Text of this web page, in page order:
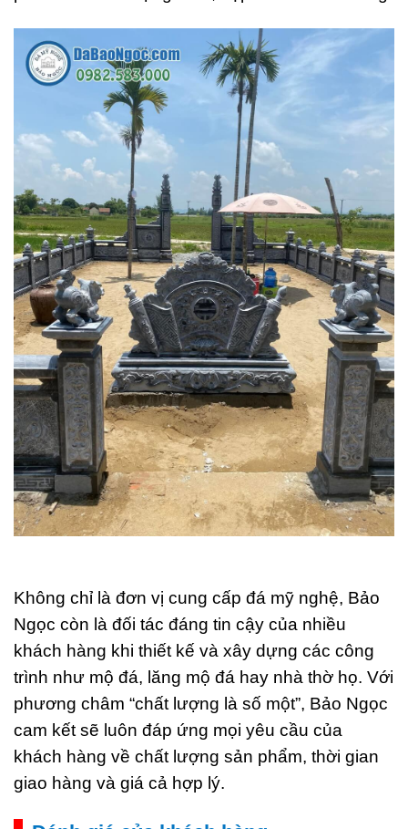
Không chỉ là đơn vị cung cấp đá mỹ nghệ, Bảo
Ngọc còn là đối tác đáng tin cậy của nhiều
khách hàng khi thiết kế và xây dựng các công
trình như mộ đá, lăng mộ đá hay nhà thờ họ. Với
phương châm “chất lượng là số một”, Bảo Ngọc
cam kết sẽ luôn đáp ứng mọi yêu cầu của
khách hàng về chất lượng sản phẩm, thời gian
giao hàng và giá cả hợp lý.